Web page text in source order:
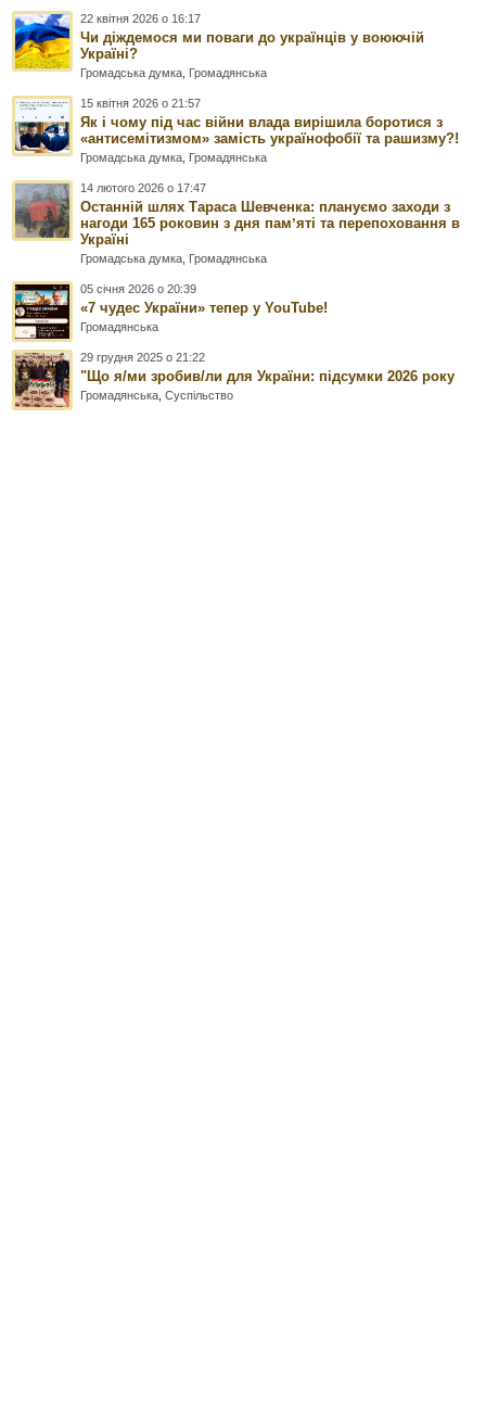
22 квітня 2026 о 16:17
Чи діждемося ми поваги до українців у воюючій
Україні?
Громадська думка Громадянська
15 квітня 2026 о 21:57
Як і чому під час війни влада вирішила боротися з
«антисемітизмом» замість українофобії та рашизму?!
Громадська думка Громадянська
14 лютого 2026 о 17:47
Останній шлях Тараса Шевченка: плануємо заходи з
нагоди 165 роковин з дня памʼяті та перепоховання в
Україні
Громадська думка Громадянська
05 січня 2026 о 20:39
«7 чудес України» тепер у YouTube!
Громадянська
29 грудня 2025 о 21:22
"Що я/ми зробив/ли для України: підсумки 2026 року
Громадянська ,Суспільство